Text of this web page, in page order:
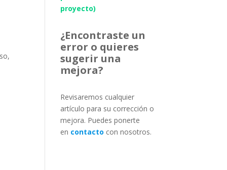
proyecto)
¿Encontraste un
error o quieres
sugerir una
mejora?
Revisaremos cualquier
artículo para su corrección o
mejora. Puedes ponerte
en contacto con nosotros.